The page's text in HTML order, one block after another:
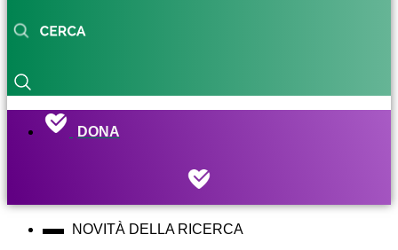
DONA
NOVITÀ DELLA RICERCA